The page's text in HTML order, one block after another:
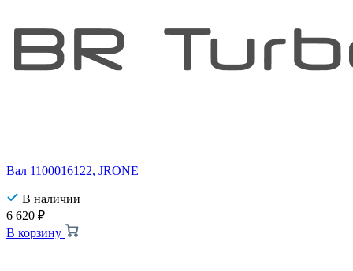
Вал 1100016122, JRONE
В наличии
6 620 ₽
В корзину